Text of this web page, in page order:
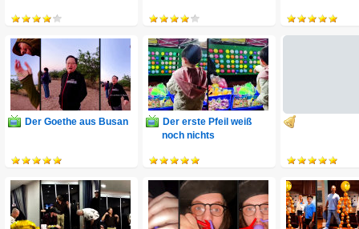
Der Goethe aus Busan
Der erste Pfeil weiß
noch nichts